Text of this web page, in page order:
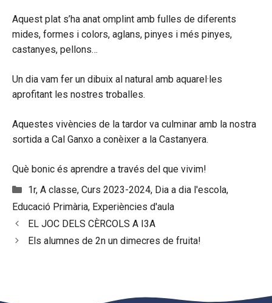
Aquest plat s’ha anat omplint amb fulles de diferents
mides, formes i colors, aglans, pinyes i més pinyes,
castanyes, pellons…
Un dia vam fer un dibuix al natural amb aquarel·les
aprofitant les nostres troballes.
Aquestes vivències de la tardor va culminar amb la nostra
sortida a Cal Ganxo a conèixer a la Castanyera.
Què bonic és aprendre a través del que vivim!
Categories
1r, A classe, Curs 2023-2024, Dia a dia l'escola,
Educació Primària, Experiències d'aula
EL JOC DELS CÈRCOLS A I3A
Els alumnes de 2n un dimecres de fruita!